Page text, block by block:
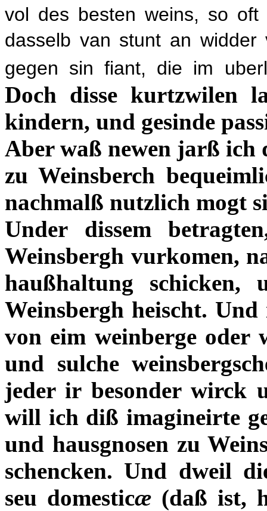
vol des besten weins, so oft
dasselb van stunt an
gegen sin fiant, die im
Doch disse kurtzwilen
kindern, und gesinde
Aber waß newen jarß ich
zu Weinsberch
nachmalß nutzlich mogt
Under dissem
Weinsbergh vurkomen,
haußhaltung schicken,
Weinsbergh heischt.
von eim weinberge oder
und sulche
jeder ir besonder wirck
will ich diß imagineirte
und hausgnosen zu
schencken. Und dweil
seu domesticæ (daß ist,